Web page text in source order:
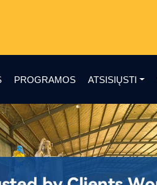
PROGRAMOS ATSISIŲSTI